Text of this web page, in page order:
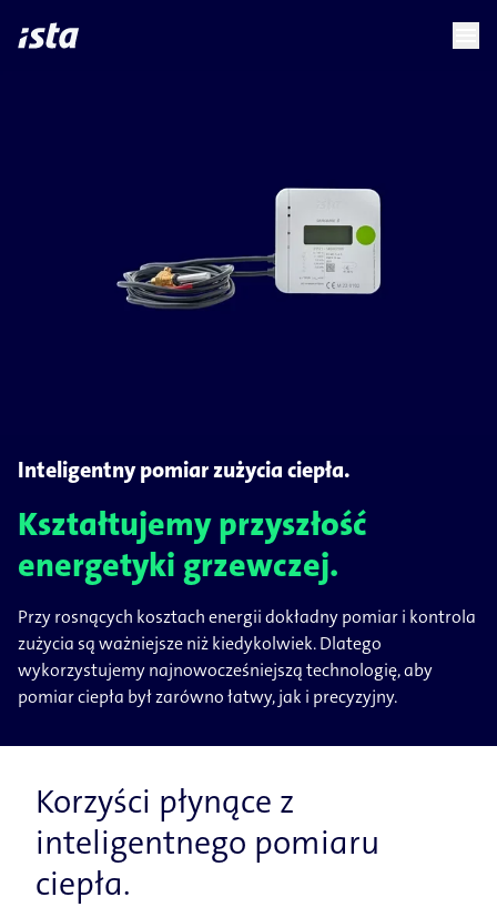
languagechevron_right
Inteligentny pomiar zużycia ciepła.
Kształtujemy przyszłość
energetyki grzewczej.
Przy rosnących kosztach energii dokładny pomiar i kontrola
zużycia są ważniejsze niż kiedykolwiek. Dlatego
wykorzystujemy najnowocześniejszą technologię, aby
pomiar ciepła był zarówno łatwy, jak i precyzyjny.
Korzyści płynące z
inteligentnego pomiaru
ciepła.